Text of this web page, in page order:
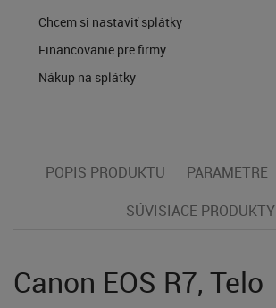
Chcem si nastaviť splátky
Financovanie pre firmy
Nákup na splátky
POPIS PRODUKTU PARAMETRE
SÚVISIACE PRODUKTY
Canon EOS R7, Telo